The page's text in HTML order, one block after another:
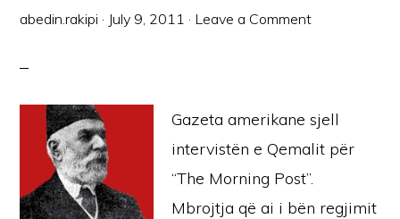
abedin.rakipi · July 9, 2011 · Leave a Comment
Gazeta amerikane sjell
intervistën e Qemalit për
“The Morning Post”.
Mbrojtja që ai i bën regjimit